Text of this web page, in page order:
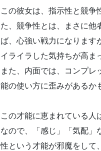
この彼女は、指示性と競争
た、競争性とは、まさに他
ば、心強い戦力になります
イライラした気持ちが高ま
また、内面では、コンプ
能の使い方に歪みがあるか
この才能に恵まれている人
なので、「感じ」「気配」
性という才能が邪魔をして